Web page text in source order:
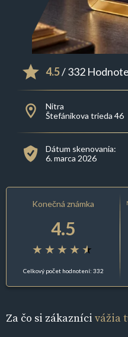
4.5/ 332
Nitra
Štefánikova trieda 46
Dátum skenovania:
6. marca 2026
Konečná známka
4.5
Celkový počet hodnotení: 332
Za čo si zákazníci vážia